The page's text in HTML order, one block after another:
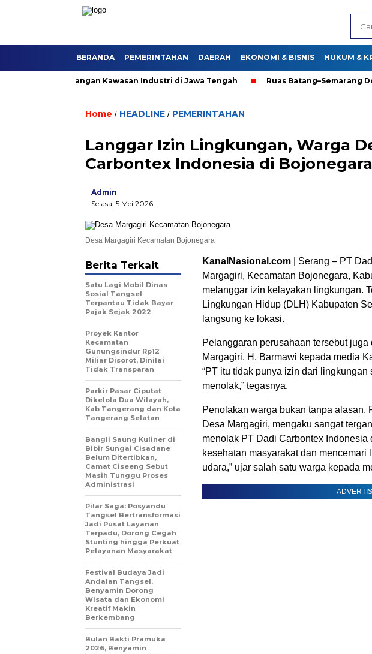
BERANDA PEMERINTAHAN DAERAH EKONOMI & BISNIS HUKUM &
Pengembangan Kawasan Industri di Jawa Tengah Ruas Batang–Semarang
Home / HEADLINE / PEMERINTAHAN
Langgar Izin Lingkungan, Warga
Carbontex Indonesia di Bojonegara
Admin
Selasa, 5 Mei 2026
Desa Margagiri Kecamatan Bojonegara
KanalNasional.com | Serang – PT
Margagiri, Kecamatan Bojonegara,
melanggar izin kelayakan lingkungan.
Lingkungan Hidup (DLH) Kabupaten
langsung ke lokasi.
Pelanggaran perusahaan tersebut
Margagiri, H. Barmawi kepada media
“PT itu tidak punya izin dari
menolak,” tegasnya.
Penolakan warga bukan tanpa alasan.
Desa Margagiri, mengaku sangat
menolak PT Dadi Carbontex
kesehatan masyarakat dan
udara,” ujar salah satu warga kepada
Berita Terkait
Satu Lagi Mobil Dinas
Sosial Tangsel
Terpantau Tidak Bayar
Pajak Sejak 2022
Proyek Kantor
Kecamatan
Gunungsindur Rp12
Miliar Disorot, Dinilai
Tidak Transparan
Parkir Pasar Ciputat
Dikelola Dua Wilayah,
Kab Tangerang dan Kota
Tangerang Selatan
Bangli Saung Kuliner di
Bibir Sungai Cisadane
Belum Ditertibkan,
Camat Ciseeng Sebut
Masih Tunggu Proses
Administrasi
Pilar Saga: Posyandu
Tangsel Bertransformasi
Jadi Pusat Layanan
Terpadu, Dorong Cegah
Stunting hingga Perkuat
Pelayanan Masyarakat
Festival Budaya Jadi
Andalan Tangsel,
Benyamin Dorong
Wisata dan Ekonomi
Kreatif Makin
Berkembang
Bulan Bakti Pramuka
2026, Benyamin